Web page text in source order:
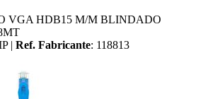
VGA HDB15 M/M BLINDADO
| Ref. Fabricante: 118813